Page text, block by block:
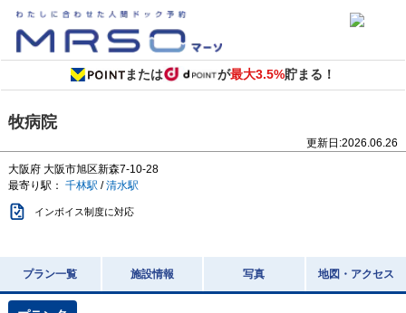
または が最大3.5%貯まる！
牧病院
更新日:2026.06.26
大阪府 大阪市旭区新森7-10-28
最寄り駅： 千林駅 /清水駅
インボイス制度に対応
プラン一覧 施設情報 写真 地図・アクセス